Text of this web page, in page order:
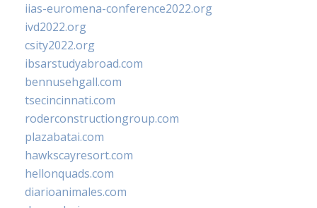
iias-euromena-conference2022.org
ivd2022.org
csity2022.org
ibsarstudyabroad.com
bennusehgall.com
tsecincinnati.com
roderconstructiongroup.com
plazabatai.com
hawkscayresort.com
hellonquads.com
diarioanimales.com